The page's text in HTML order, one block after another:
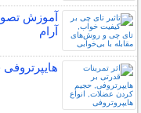
آموزش
آرام